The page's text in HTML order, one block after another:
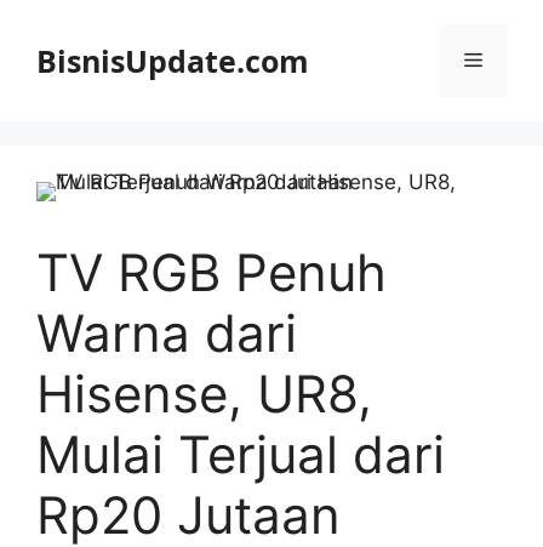
BisnisUpdate.com Menu
TV RGB Penuh
Warna dari
Hisense, UR8,
Mulai Terjual dari
Rp20 Jutaan